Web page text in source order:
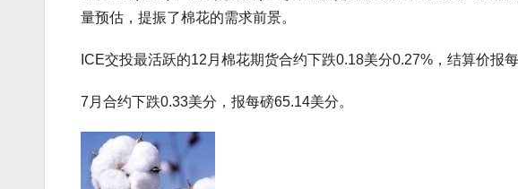
量预估，提振了棉花的需求前景。
ICE交投最活跃的12月棉花期货合约下跌0.18美分0.27%，结算价报
7月合约下跌0.33美分，报每磅65.14美分。